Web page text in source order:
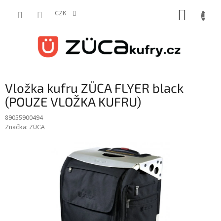
CZK
Vložka kufru ZÜCA FLYER black
(POUZE VLOŽKA KUFRU)
89055900494
Značka: ZÜCA